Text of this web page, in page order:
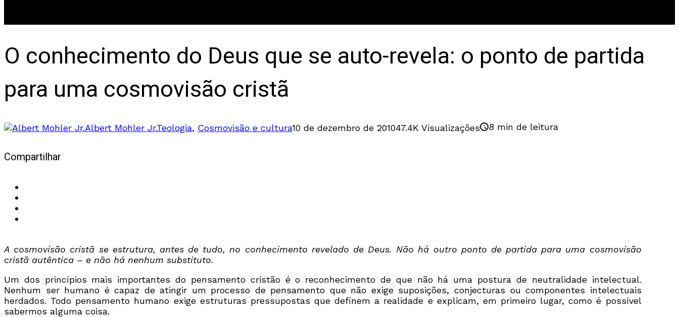
O conhecimento do Deus que se auto-revela: o ponto de partida
para uma cosmovisão cristã
Albert Mohler Jr.Teologia, Cosmovisão e cultura10 de dezembro de 201047.4K Visualizações 8 min de leitura
Compartilhar
A cosmovisão cristã se estrutura, antes de tudo, no conhecimento revelado de Deus. Não há outro ponto de partida para uma cosmovisão
cristã autêntica – e não há nenhum substituto.
Um dos princípios mais importantes do pensamento cristão é o reconhecimento de que não há uma postura de neutralidade intelectual.
Nenhum ser humano é capaz de atingir um processo de pensamento que não exige suposições, conjecturas ou componentes intelectuais
herdados. Todo pensamento humano exige estruturas pressupostas que definem a realidade e explicam, em primeiro lugar, como é possível
sabermos alguma coisa.